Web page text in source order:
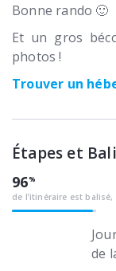
Bonne rando 🙂
Et un gros
photos !
Trouver un
Étapes et
96
de l’itinéraire est balisé,
de